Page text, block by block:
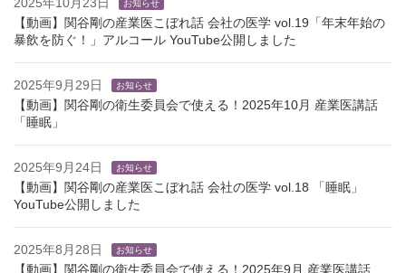
お知らせ
【動画】関谷剛の産業医こぼれ話 会社の医学 vol.19「年末年始の
暴飲を防ぐ！」アルコール YouTube公開しました
2025年9月29日 お知らせ
【動画】関谷剛の衛生委員会で使える！2025年10月 産業医講話
「睡眠」
2025年9月24日 お知らせ
【動画】関谷剛の産業医こぼれ話 会社の医学 vol.18 「睡眠」
YouTube公開しました
2025年8月28日 お知らせ
【動画】関谷剛の衛生委員会で使える！2025年9月 産業医講話